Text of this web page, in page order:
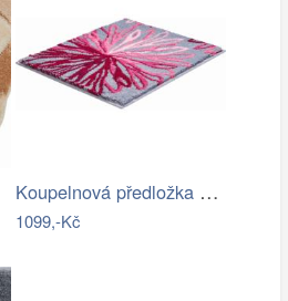
Koupelnová předložka ART
1099,-Kč